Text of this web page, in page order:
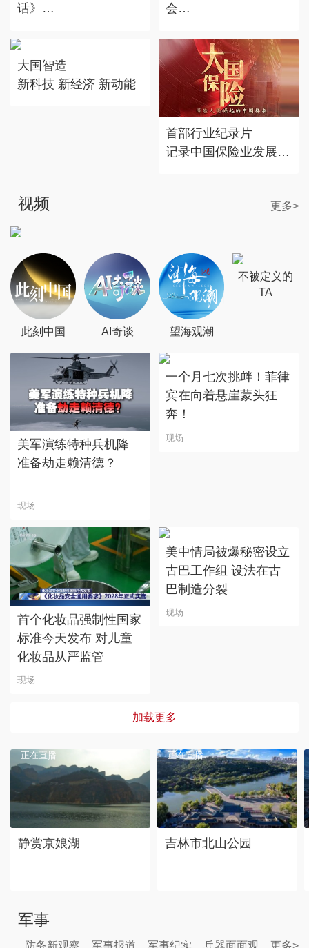
话》
考丰度
会
遇。
大国智造
新科技 新经济 新动能
首部行业纪录片
记录中国保险业发展历
视频 更多>
此刻中国 AI奇谈 望海观潮
不被定义的
TA
美军演练特种兵机降
准备劫走赖清德？
现场
一个月七次挑衅！菲律
宾在向着悬崖蒙头狂
奔！
现场
首个化妆品强制性国家
标准今天发布 对儿童
化妆品从严监管
现场
美中情局被爆秘密设立
古巴工作组 设法在古
巴制造分裂
现场
加载更多
正在直播
静赏京娘湖
正在直播
吉林市北山公园
军事
防务新观察 军事报道 军事纪实 兵器面面观 更多>